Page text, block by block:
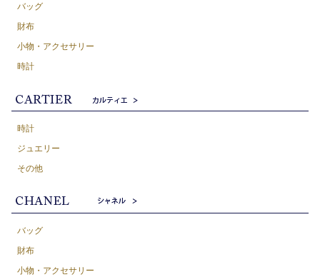
バッグ
財布
小物・アクセサリー
時計
時計
ジュエリー
その他
バッグ
財布
小物・アクセサリー